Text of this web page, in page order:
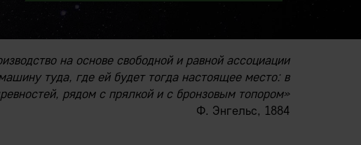
на основе свободной и равной ассоциации
туда, где ей будет тогда настоящее место: в
рядом с прялкой и с бронзовым топором»
Ф. Энгельс, 1884